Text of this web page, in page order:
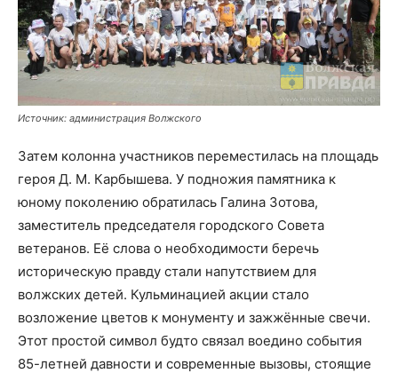
Источник: администрация Волжского
Затем колонна участников переместилась на площадь
героя Д. М. Карбышева. У подножия памятника к
юному поколению обратилась Галина Зотова,
заместитель председателя городского Совета
ветеранов. Её слова о необходимости беречь
историческую правду стали напутствием для
волжских детей. Кульминацией акции стало
возложение цветов к монументу и зажжённые свечи.
Этот простой символ будто связал воедино события
85-летней давности и современные вызовы, стоящие